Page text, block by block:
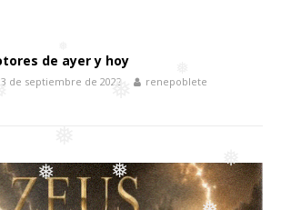
❅
de ayer y hoy
de septiembre de 2022 renepoblete